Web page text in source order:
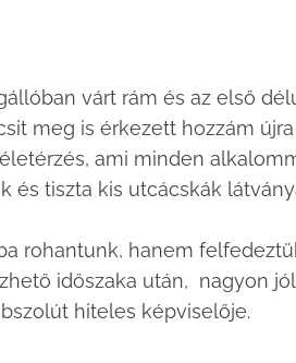
várt rám és az első
meg is érkezett hozzám
ami minden
és tiszta kis utcácskák
rohantunk, hanem
időszaka után, nagyon
hiteles képviselője.